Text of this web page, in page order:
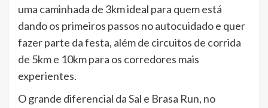
uma caminhada de 3km ideal para quem está
dando os primeiros passos no autocuidado e quer
fazer parte da festa, além de circuitos de corrida
de 5km e 10km para os corredores mais
experientes.
O grande diferencial da Sal e Brasa Run, no